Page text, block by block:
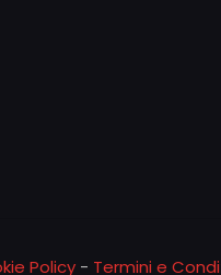
Policy - Termini e